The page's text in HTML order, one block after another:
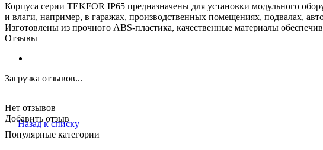
Корпуса серии TEKFOR IP65 предназначены для установки модульного
и влаги, например, в гаражах, производственных помещениях, подвалах,
Изготовлены из прочного ABS-пластика, качественные материалы
Отзывы
Загрузка отзывов...
Нет отзывов
Добавить отзыв
Назад к списку
Популярные категории